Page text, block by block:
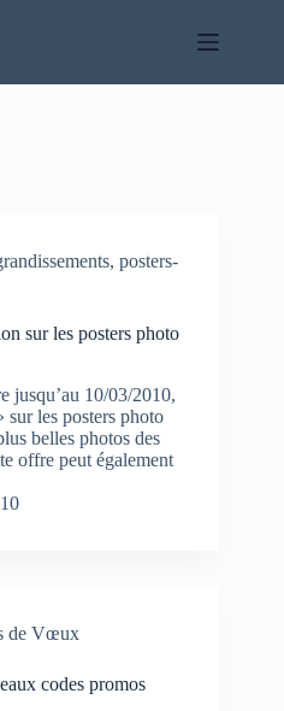
, posters-
sur les posters photo
10/03/2010,
sur les posters photo
belles photos des
offre peut également
de Vœux
codes promos